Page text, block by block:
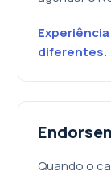
diferentes.
Quando o